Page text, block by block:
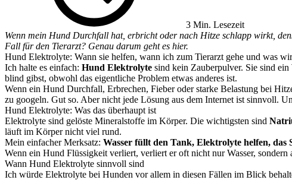
3 Min. Lesezeit
Wenn mein Hund Durchfall hat, erbricht oder nach Hitze schlapp wirkt,
Fall für den Tierarzt? Genau darum geht es hier.
Hund Elektrolyte: Wann sie helfen, wann ich zum Tierarzt gehe und was
Ich halte es einfach: Hund Elektrolyte sind kein Zauberpulver. Sie sind
blind gibst, obwohl das eigentliche Problem etwas anderes ist.
Wenn ein Hund Durchfall, Erbrechen, Fieber oder starke Belastung bei
zu googeln. Gut so. Aber nicht jede Lösung aus dem Internet ist sinnvoll.
Hund Elektrolyte: Was das überhaupt ist
Elektrolyte sind gelöste Mineralstoffe im Körper. Die wichtigsten sind
läuft im Körper nicht viel rund.
Mein einfacher Merksatz: Wasser füllt den Tank, Elektrolyte helfen, das
Wenn ein Hund Flüssigkeit verliert, verliert er oft nicht nur Wasser,
Wann Hund Elektrolyte sinnvoll sind
Ich würde Elektrolyte bei Hunden vor allem in diesen Fällen im Blick